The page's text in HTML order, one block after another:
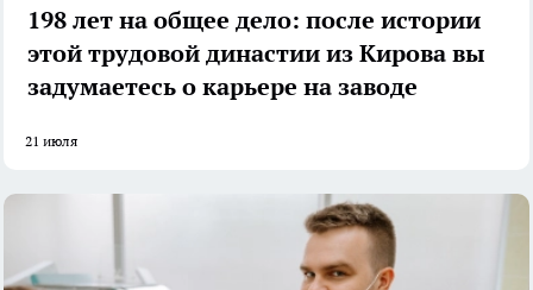
198 лет на общее дело: после истории
этой трудовой династии из Кирова вы
задумаетесь о карьере на заводе
21 июля